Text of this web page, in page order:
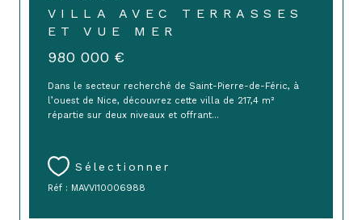
VILLA AVEC TERRASSES
ET VUE MER
980 000 €
Dans le secteur recherché de Saint-Pierre-de-Féric, à
l’ouest de Nice, découvrez cette villa de 217,4 m²
répartie sur deux niveaux et offrant...
Sélectionner
Réf : MAVVI10006988